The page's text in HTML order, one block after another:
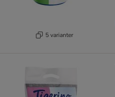
5 varianter